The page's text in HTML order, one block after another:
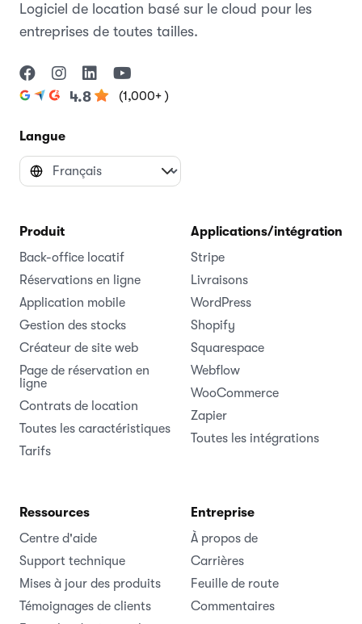
Logiciel de location basé sur le cloud pour les
entreprises de toutes tailles.
4.8 (1,000+ )
Langue
Produit
Back-office locatif
Réservations en ligne
Application mobile
Gestion des stocks
Créateur de site web
Page de réservation en
ligne
Contrats de location
Toutes les caractéristiques
Tarifs
Applications/intégrations
Stripe
Livraisons
WordPress
Shopify
Squarespace
Webflow
WooCommerce
Zapier
Toutes les intégrations
Ressources
Centre d'aide
Support technique
Mises à jour des produits
Témoignages de clients
Entreprise
À propos de
Carrières
Feuille de route
Commentaires